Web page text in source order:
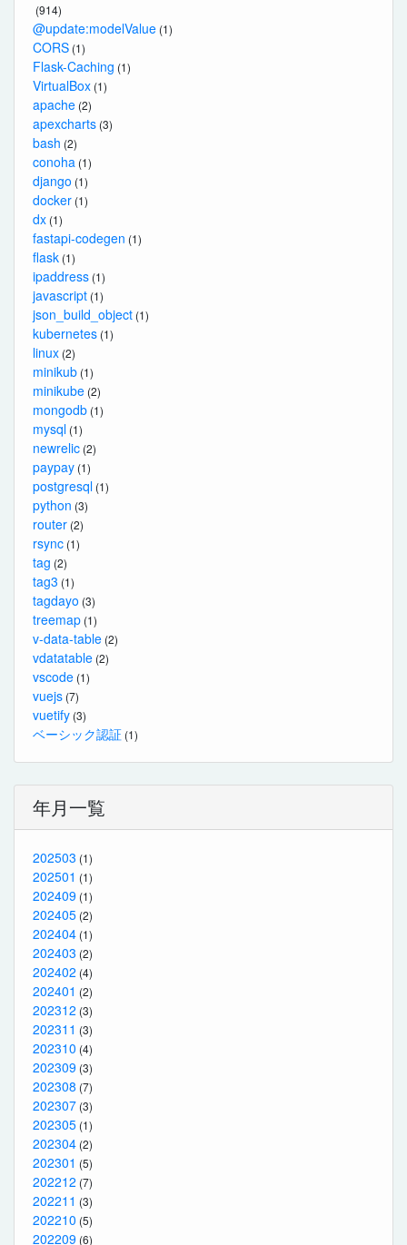
(914)
@update:modelValue (1)
CORS (1)
Flask-Caching (1)
VirtualBox (1)
apache (2)
apexcharts (3)
bash (2)
conoha (1)
django (1)
docker (1)
dx (1)
fastapi-codegen (1)
flask (1)
ipaddress (1)
javascript (1)
json_build_object (1)
kubernetes (1)
linux (2)
minikub (1)
minikube (2)
mongodb (1)
mysql (1)
newrelic (2)
paypay (1)
postgresql (1)
python (3)
router (2)
rsync (1)
tag (2)
tag3 (1)
tagdayo (3)
treemap (1)
v-data-table (2)
vdatatable (2)
vscode (1)
vuejs (7)
vuetify (3)
ベーシック認証 (1)
年月一覧
202503 (1)
202501 (1)
202409 (1)
202405 (2)
202404 (1)
202403 (2)
202402 (4)
202401 (2)
202312 (3)
202311 (3)
202310 (4)
202309 (3)
202308 (7)
202307 (3)
202305 (1)
202304 (2)
202301 (5)
202212 (7)
202211 (3)
202210 (5)
202209 (6)